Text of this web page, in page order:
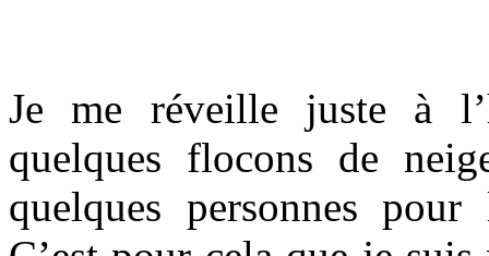
Je me réveille juste à
quelques flocons de
quelques personnes